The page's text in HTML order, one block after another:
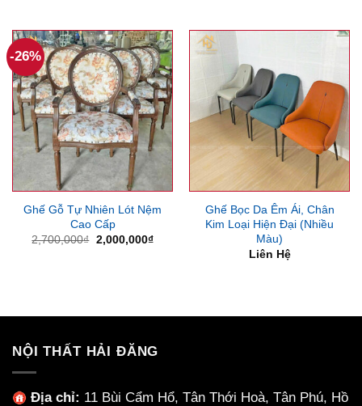
700,000₫.
-26%
Ghế Gỗ Tự Nhiên Lót Nệm
Cao Cấp
2,700,000₫ Giá
2,000,000₫Giá
Ghế Bọc Da Êm Ái, Chân
Kim Loại Hiện Đại (Nhiều
Màu)
Liên Hệ
NỘI THẤT HẢI ĐĂNG
Địa chỉ: 11 Bùi Cẩm Hổ, Tân Thới Hoà, Tân Phú, Hồ